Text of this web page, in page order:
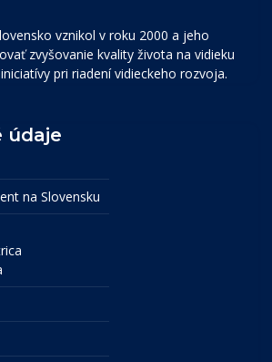
vznikol v roku 2000 a jeho
zvyšovanie kvality života na vidieku
pri riadení vidieckeho rozvoja.
údaje
na Slovensku